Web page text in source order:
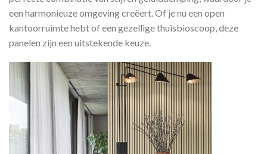
een harmonieuze omgeving creëert. Of je nu een open
kantoorruimte hebt of een gezellige thuisbioscoop, deze
panelen zijn een uitstekende keuze.